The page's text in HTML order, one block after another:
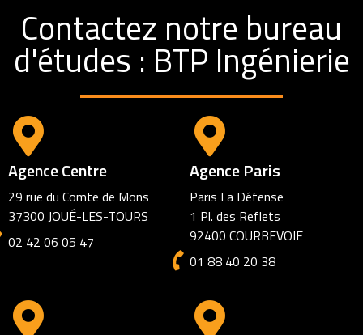
Contactez notre bureau
d'études : BTP Ingénierie
Agence Centre
29 rue du Comte de Mons
37300 JOUÉ-LES-TOURS
02 42 06 05 47
Agence Paris
Paris La Défense
1 Pl. des Reflets
92400 COURBEVOIE
01 88 40 20 38